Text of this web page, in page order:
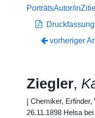
PorträtsAutor/in
Druckfassung
vorheriger
Ziegler,
Chemiker,
26.11.1898 Helsa